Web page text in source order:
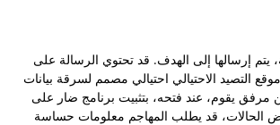
يتم إرسالها إلى الهدف. قد تحتوي الرسالة على
التصيد الاحتيالي احتيالي مصمم لسرقة بيانات
مرفق يقوم، عند فتحه، بتثبيت برنامج ضار على
الحالات، قد يطلب المهاجم معلومات حساسة